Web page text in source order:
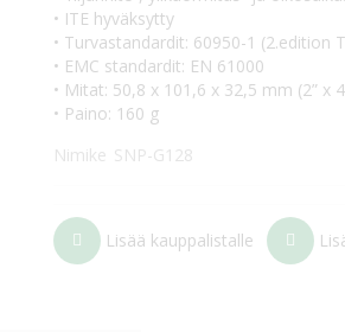
• ITE hyväksytty
• Turvastandardit: 60950-1 (2.edition
• EMC standardit: EN 61000
• Mitat: 50,8 x 101,6 x 32,5 mm (2” x
• Paino: 160 g
Nimike SNP-G128
Lisää kauppalistalle